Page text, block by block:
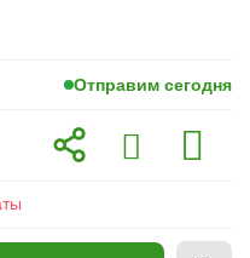
Отправим сегодня